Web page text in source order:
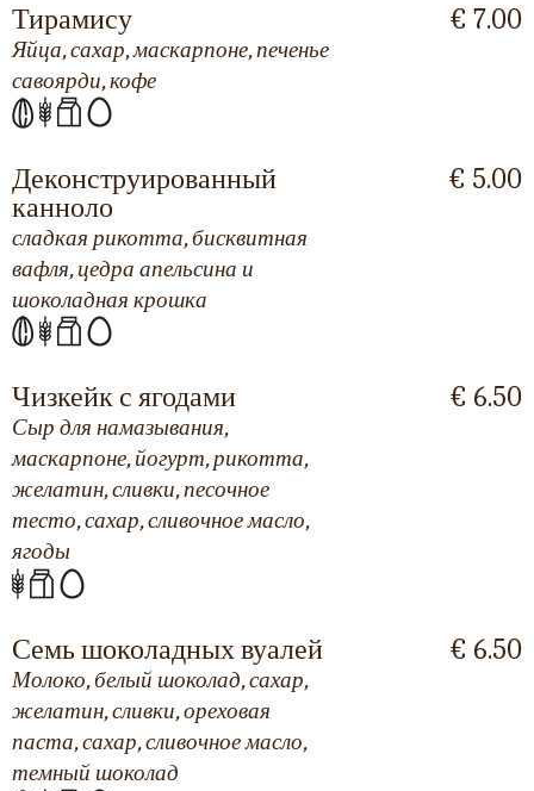
Тирамису
Яйца, сахар, маскарпоне, печенье
савоярди, кофе
€ 7.00
Деконструированный
канноло
сладкая рикотта, бисквитная
вафля, цедра апельсина и
шоколадная крошка
€ 5.00
Чизкейк с ягодами
Сыр для намазывания,
маскарпоне, йогурт, рикотта,
желатин, сливки, песочное
тесто, сахар, сливочное масло,
ягоды
€ 6.50
Семь шоколадных вуалей
Молоко, белый шоколад, сахар,
желатин, сливки, ореховая
паста, сахар, сливочное масло,
темный шоколад
€ 6.50